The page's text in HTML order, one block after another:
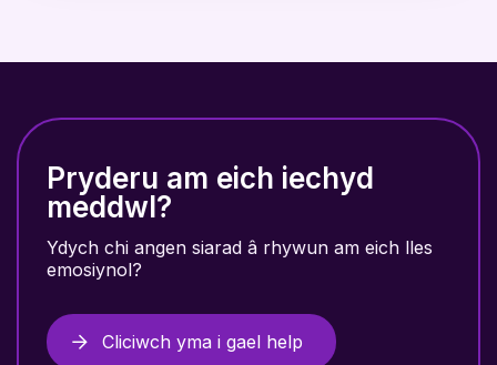
Pryderu am eich iechyd
meddwl?
Ydych chi angen siarad â rhywun am eich lles
emosiynol?
Cliciwch yma i gael help